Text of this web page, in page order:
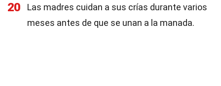
20
Las madres cuidan a sus crías durante varios
meses antes de que se unan a la manada.